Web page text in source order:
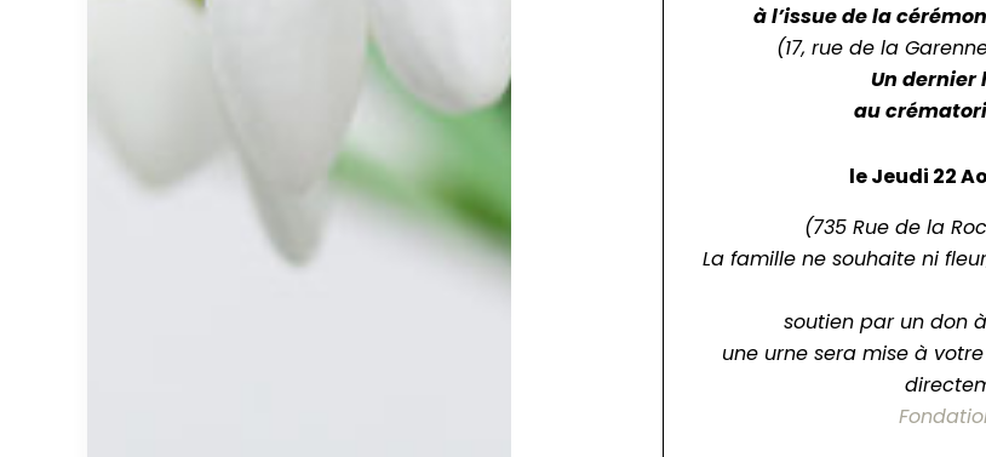
à l’issue de la
(17, rue de la
Un dernier
au
le Jeudi 22
(735 Rue de la
La famille ne souhaite ni
soutien par un don
une urne sera mise à